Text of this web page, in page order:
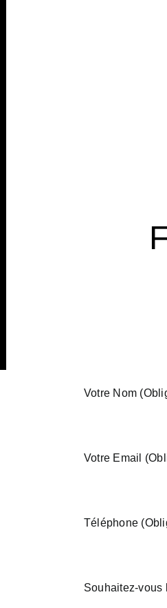
Votre Nom
Votre Email
Téléphone
Souhaitez-vous